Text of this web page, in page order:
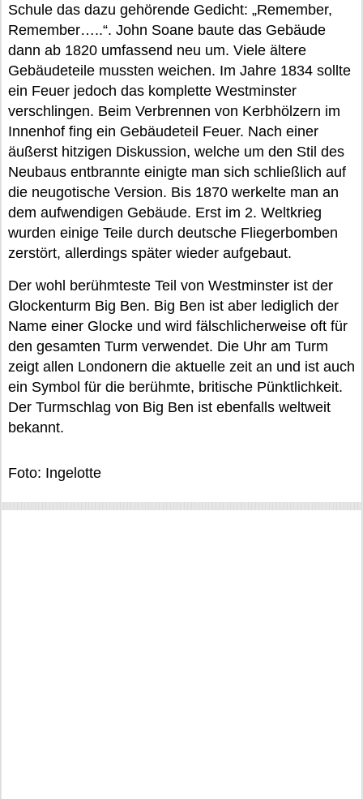
Schule das dazu gehörende Gedicht: „Remember,
Remember…..“. John Soane baute das Gebäude
dann ab 1820 umfassend neu um. Viele ältere
Gebäudeteile mussten weichen. Im Jahre 1834 sollte
ein Feuer jedoch das komplette Westminster
verschlingen. Beim Verbrennen von Kerbhölzern im
Innenhof fing ein Gebäudeteil Feuer. Nach einer
äußerst hitzigen Diskussion, welche um den Stil des
Neubaus entbrannte einigte man sich schließlich auf
die neugotische Version. Bis 1870 werkelte man an
dem aufwendigen Gebäude. Erst im 2. Weltkrieg
wurden einige Teile durch deutsche Fliegerbomben
zerstört, allerdings später wieder aufgebaut.
Der wohl berühmteste Teil von Westminster ist der
Glockenturm Big Ben. Big Ben ist aber lediglich der
Name einer Glocke und wird fälschlicherweise oft für
den gesamten Turm verwendet. Die Uhr am Turm
zeigt allen Londonern die aktuelle zeit an und ist auch
ein Symbol für die berühmte, britische Pünktlichkeit.
Der Turmschlag von Big Ben ist ebenfalls weltweit
bekannt.
Foto: Ingelotte